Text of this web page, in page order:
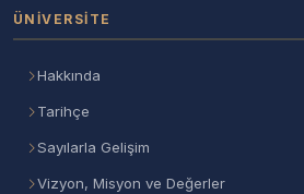
ÜNIVERSITE
Hakkında
Tarihçe
Sayılarla Gelişim
Vizyon, Misyon ve Değerler